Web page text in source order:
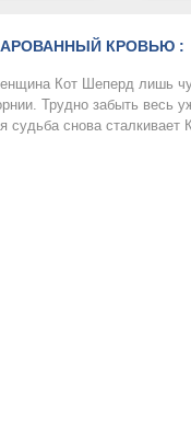
КРОВЬЮ :
Кот Шеперд лишь
Трудно забыть весь
судьба снова